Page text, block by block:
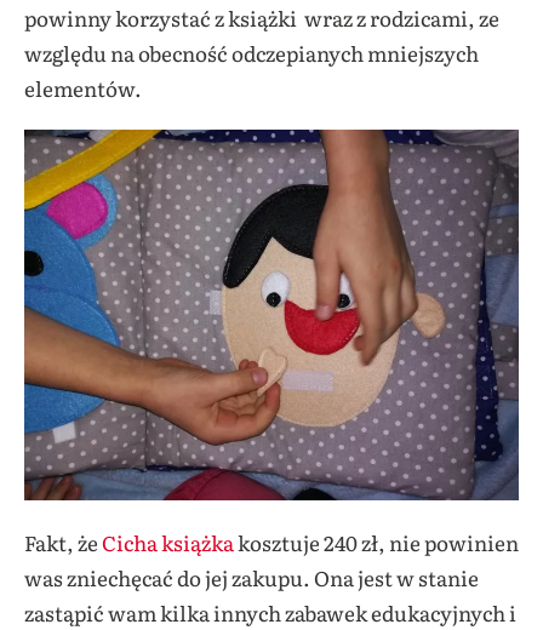
powinny korzystać z książki wraz z rodzicami, ze
względu na obecność odczepianych mniejszych
elementów.
Fakt, żeCicha książkakosztuje 240 zł, nie powinien
was zniechęcać do jej zakupu. Ona jest w stanie
zastąpić wam kilka innych zabawek edukacyjnych i